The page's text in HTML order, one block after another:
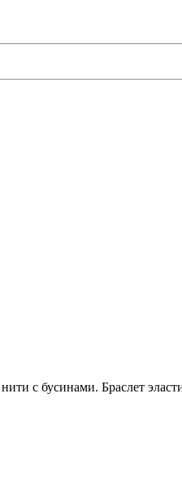
с бусинами. Браслет